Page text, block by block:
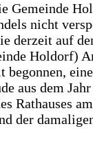
Gemeinde
nicht
derzeit auf
Holdorf)
begonnen,
aus dem
Rathauses
der